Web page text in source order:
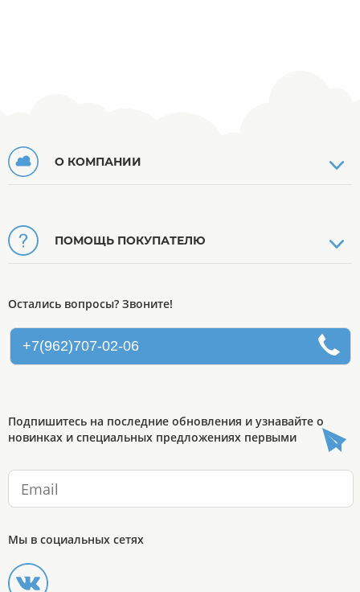
О КОМПАНИИ
ПОМОЩЬ ПОКУПАТЕЛЮ
Остались вопросы? Звоните!
+7(962)707-02-06
Подпишитесь на последние обновления и узнавайте о
новинках и специальных предложениях первыми
Мы в социальных сетях